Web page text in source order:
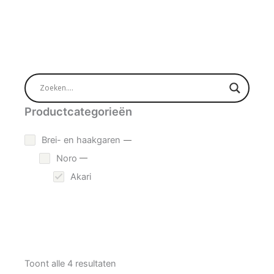
Productcategorieën
Brei- en haakgaren
Noro
Akari
Toont alle 4 resultaten